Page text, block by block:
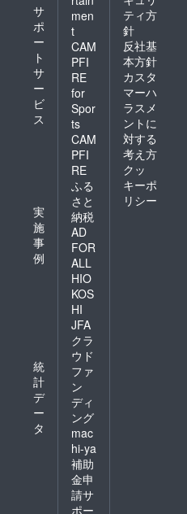
サ
ポ
ー
ト
サ
ー
ビ
ス
実
施
事
例
統
計
デ
ー
タ
men
t
CAM
PFI
RE
for
Spor
ts
CAM
PFI
RE
ふる
さと
納税
AD
FOR
ALL
HIO
KOS
HI
JFA
クラ
ウド
ファ
ン
ディ
ング
mac
hi-ya
補助
金申
請サ
ポー
ティ方
針
反社基
本方針
カスタ
マーハ
ラスメ
ントに
対する
考え方
クッ
キーポ
リシー